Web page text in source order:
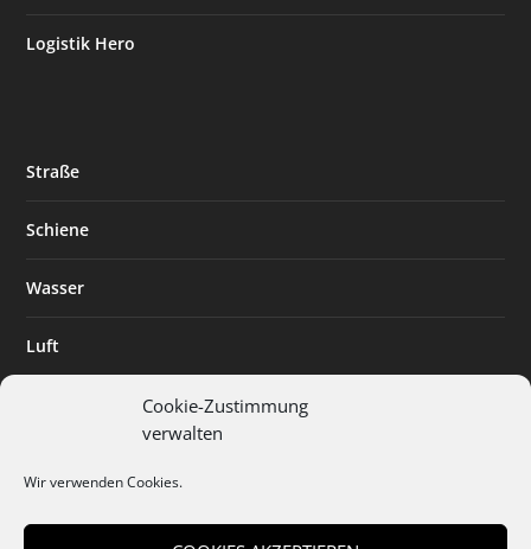
Cookie-Zustimmung
verwalten
Wir verwenden Cookies.
Logistik Hero
Straße
Schiene
Wasser
Luft
Digitalisierung